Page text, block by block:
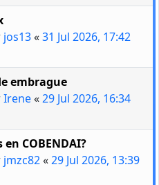
jos13«31 Jul 2026, 17:42
embrague
Irene«29 Jul 2026, 16:34
COBENDAI?
jmzc82«29 Jul 2026, 13:39